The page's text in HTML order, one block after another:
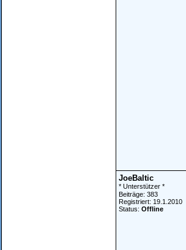
JoeBaltic
* Unterstützer *
Beiträge: 383
Registriert: 19.1.2010
Status: Offline